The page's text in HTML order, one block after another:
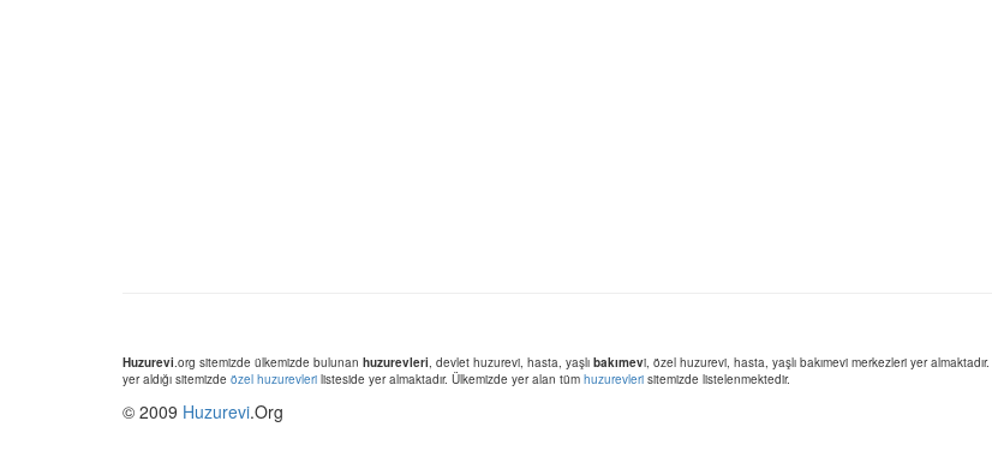
Huzurevi.org sitemizde ülkemizde bulunan huzurevleri, devlet huzurevi, hasta, yaşlı bakımevi, özel huzurevi, hasta, yaşlı bakımevi merkezleri yer almaktadır.
yer aldığı sitemizde özel huzurevleri listeside yer almaktadır. Ülkemizde yer alan tüm huzurevleri sitemizde listelenmektedir.
© 2009 Huzurevi.Org